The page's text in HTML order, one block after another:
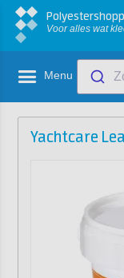
Voor alles wat
Menu
Yachtcare